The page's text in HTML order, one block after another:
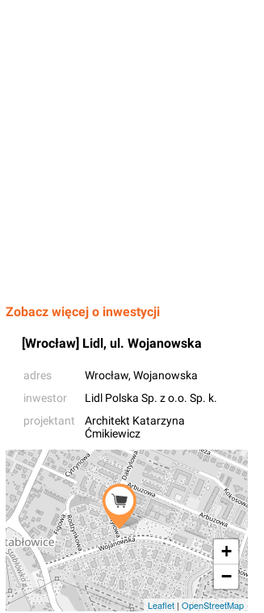
Zobacz więcej o inwestycji
[Wrocław] Lidl, ul. Wojanowska
adres Wrocław, Wojanowska
inwestor
Lidl Polska Sp. z o.o. Sp. k.
projektant
Architekt Katarzyna
Ćmikiewicz
+
−
Leaflet | OpenStreetMap